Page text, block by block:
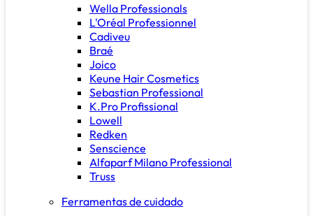
Wella Professionals
L'Oréal Professionnel
Cadiveu
Braé
Joico
Keune Hair Cosmetics
Sebastian Professional
K.Pro Profissional
Lowell
Redken
Senscience
Alfaparf Milano Professional
Truss
Ferramentas de cuidado